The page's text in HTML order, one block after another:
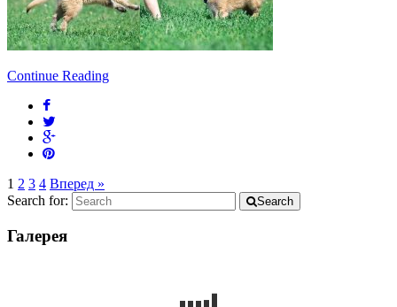
Continue Reading
1 2 3 4 Вперед »
Search for:
Search
Галерея